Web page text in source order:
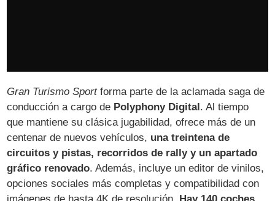
Gran Turismo Sportforma parte de la aclamada saga de
conducción a cargo de Polyphony Digital. Al tiempo
que mantiene su clásica jugabilidad, ofrece más de un
centenar de nuevos vehículos, una treintena de
circuitos y pistas, recorridos de rally y un apartado
gráfico renovado. Además, incluye un editor de vinilos,
opciones sociales más completas y compatibilidad con